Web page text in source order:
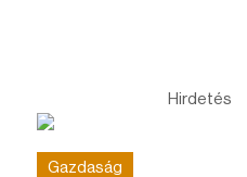
Hirdetés
Gazdaság